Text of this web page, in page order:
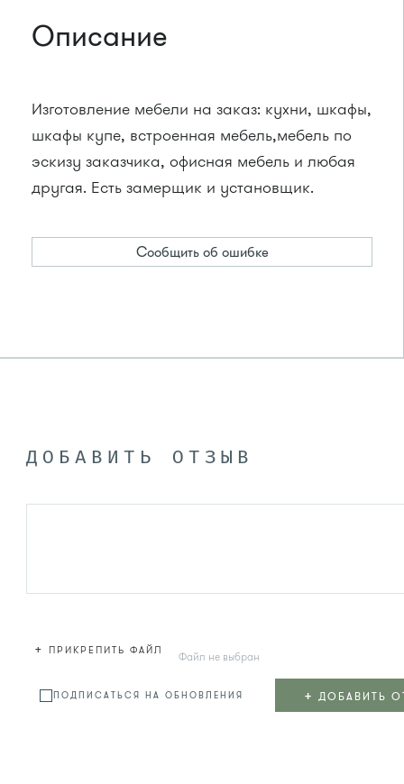
Описание
Изготовление мебели на заказ: кухни, шкафы,
шкафы купе, встроенная мебель,мебель по
эскизу заказчика, офисная мебель и любая
другая. Есть замерщик и установщик.
Сообщить об ошибке
ДОБАВИТЬ ОТЗЫВ
+ ПРИКРЕПИТЬ ФАЙЛ Файл не выбран
ПОДПИСАТЬСЯ НА ОБНОВЛЕНИЯ + ДОБАВИТЬ